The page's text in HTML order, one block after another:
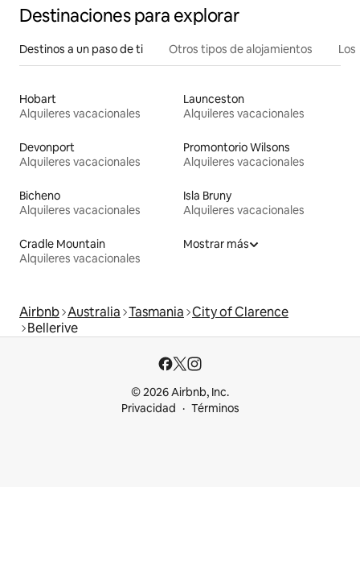
Destinaciones para explorar
Destinos a un paso de ti Otros tipos de alojamientos
Hobart
Alquileres vacacionales
Launceston
Alquileres vacacionales
Devonport
Alquileres vacacionales
Promontorio Wilsons
Alquileres vacacionales
Bicheno
Alquileres vacacionales
Isla Bruny
Alquileres vacacionales
Cradle Mountain
Alquileres vacacionales
Mostrar más
Airbnb Australia Tasmania City of Clarence
Bellerive
© 2026 Airbnb, Inc.
Privacidad
Términos